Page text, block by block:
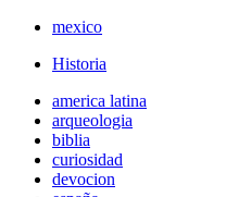
mexico
Historia
america latina
arqueologia
biblia
curiosidad
devocion